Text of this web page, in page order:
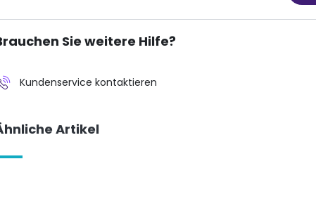
Sie weitere Hilfe?
Kundenservice kontaktieren
Artikel